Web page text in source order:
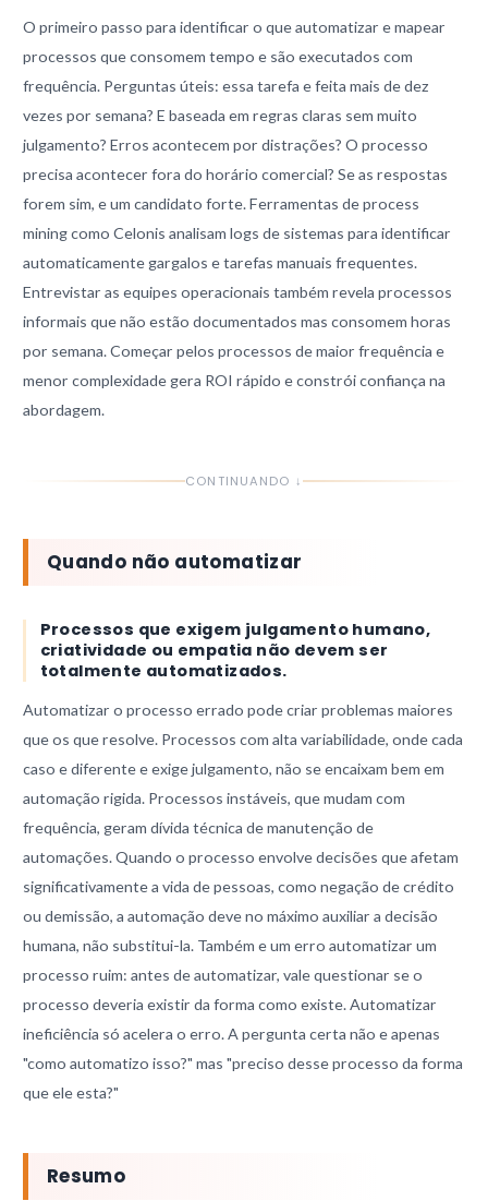
O primeiro passo para identificar o que automatizar e mapear
processos que consomem tempo e são executados com
frequência. Perguntas úteis: essa tarefa e feita mais de dez
vezes por semana? E baseada em regras claras sem muito
julgamento? Erros acontecem por distrações? O processo
precisa acontecer fora do horário comercial? Se as respostas
forem sim, e um candidato forte. Ferramentas de process
mining como Celonis analisam logs de sistemas para identificar
automaticamente gargalos e tarefas manuais frequentes.
Entrevistar as equipes operacionais também revela processos
informais que não estão documentados mas consomem horas
por semana. Começar pelos processos de maior frequência e
menor complexidade gera ROI rápido e constrói confiança na
abordagem.
CONTINUANDO ↓
Quando não automatizar
Processos que exigem julgamento humano,
criatividade ou empatia não devem ser
totalmente automatizados.
Automatizar o processo errado pode criar problemas maiores
que os que resolve. Processos com alta variabilidade, onde cada
caso e diferente e exige julgamento, não se encaixam bem em
automação rigida. Processos instáveis, que mudam com
frequência, geram dívida técnica de manutenção de
automações. Quando o processo envolve decisões que afetam
significativamente a vida de pessoas, como negação de crédito
ou demissão, a automação deve no máximo auxiliar a decisão
humana, não substitui-la. Também e um erro automatizar um
processo ruim: antes de automatizar, vale questionar se o
processo deveria existir da forma como existe. Automatizar
ineficiência só acelera o erro. A pergunta certa não e apenas
"como automatizo isso?" mas "preciso desse processo da forma
que ele esta?"
Resumo